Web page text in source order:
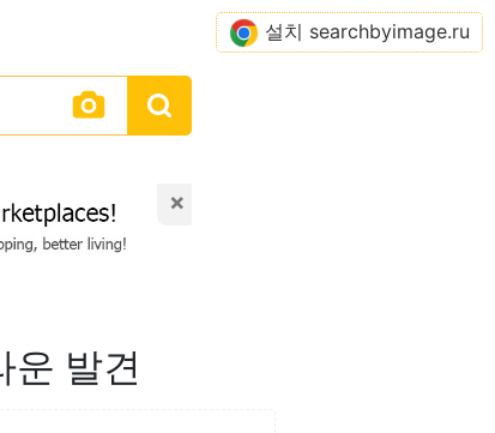
×
운 발견
설치 searchbyimage.ru